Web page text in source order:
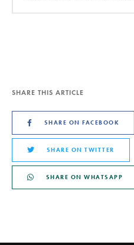
SHARE THIS ARTICLE
SHARE ON FACEBOOK
SHARE ON TWITTER
SHARE ON WHATSAPP